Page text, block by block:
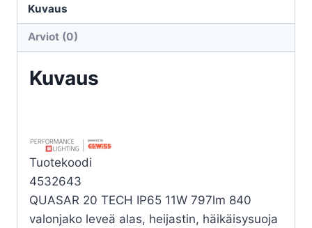
QUASAR
20
12,5W
Kuvaus
Arviot (0)
Kuvaus
Tuotekoodi
4532643
QUASAR 20 TECH IP65 11W 797lm 840
valonjako leveä alas, heijastin, häikäisysuoja